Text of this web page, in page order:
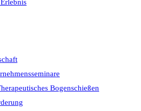
Bogenschießen